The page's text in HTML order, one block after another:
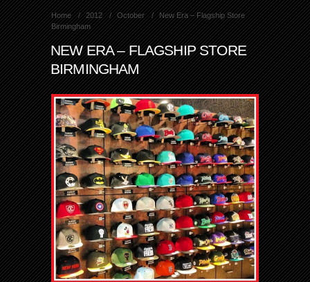
Home 2012 October
New Era – Flagship Store
Birmingham
NEW ERA – FLAGSHIP STORE
BIRMINGHAM